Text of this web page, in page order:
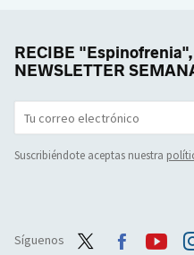
RECIBE
NEWSLETTER
Suscribiéndote aceptas nuestra
Síguenos